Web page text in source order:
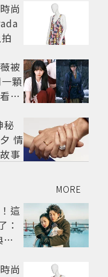
尚
被
顆
膩
秘
情
事
MORE
這
：
尚